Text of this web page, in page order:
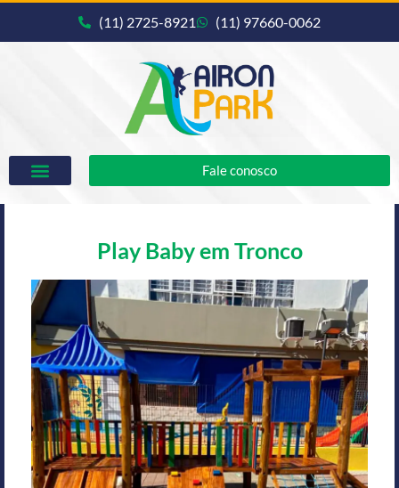
(11) 2725-8921 (11) 97660-0062
Fale conosco
Play Baby em Tronco